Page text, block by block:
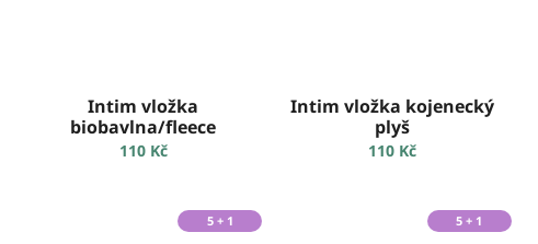
Intim vložka
biobavlna/fleece
110 Kč
Intim vložka kojenecký
plyš
110 Kč
5 + 1 5 + 1